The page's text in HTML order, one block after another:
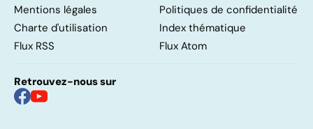
Mentions légales
Politiques de confidentialité
Charte d'utilisation
Index thématique
Flux RSS
Flux Atom
Retrouvez-nous sur